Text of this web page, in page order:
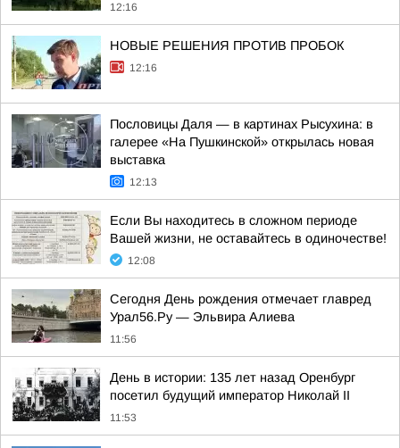
12:16
НОВЫЕ РЕШЕНИЯ ПРОТИВ ПРОБОК
12:16
Пословицы Даля — в картинах Рысухина: в
галерее «На Пушкинской» открылась новая
выставка
12:13
Если Вы находитесь в сложном периоде
Вашей жизни, не оставайтесь в одиночестве!
12:08
Сегодня День рождения отмечает главред
Урал56.Ру — Эльвира Алиева
11:56
День в истории: 135 лет назад Оренбург
посетил будущий император Николай II
11:53